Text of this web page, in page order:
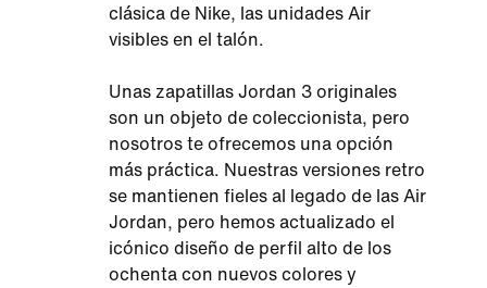
clásica de Nike, las unidades Air
visibles en el talón.
Unas zapatillas Jordan 3 originales
son un objeto de coleccionista, pero
nosotros te ofrecemos una opción
más práctica. Nuestras versiones retro
se mantienen fieles al legado de las Air
Jordan, pero hemos actualizado el
icónico diseño de perfil alto de los
ochenta con nuevos colores y